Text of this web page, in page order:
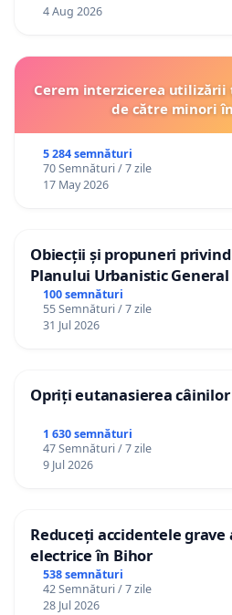
4 Aug 2026
Cerem interzicerea
de către minori
5 284 semnături
70 Semnături / 7 zile
17 May 2026
Obiecții și propuneri
Planului Urbanistic
100 semnături
55 Semnături / 7 zile
31 Jul 2026
Opriți eutanasierea
1 630 semnături
47 Semnături / 7 zile
9 Jul 2026
Reduceți accidentele
electrice în Bihor
538 semnături
42 Semnături / 7 zile
28 Jul 2026